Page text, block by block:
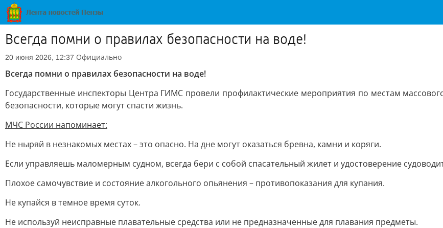
Всегда помни о правилах безопасности на воде!
20 июня 2026, 12:37 Официально
Всегда помни о правилах безопасности на воде!
Государственные инспекторы Центра ГИМС провели профилактические мероприятия по местам
безопасности, которые могут спасти жизнь.
МЧС России напоминает:
Не ныряй в незнакомых местах – это опасно. На дне могут оказаться бревна, камни и коряги.
Если управляешь маломерным судном, всегда бери с собой спасательный жилет и удостоверение
Плохое самочувствие и состояние алкогольного опьянения – противопоказания для купания.
Не купайся в темное время суток.
Не используй неисправные плавательные средства или не предназначенные для плавания предметы.